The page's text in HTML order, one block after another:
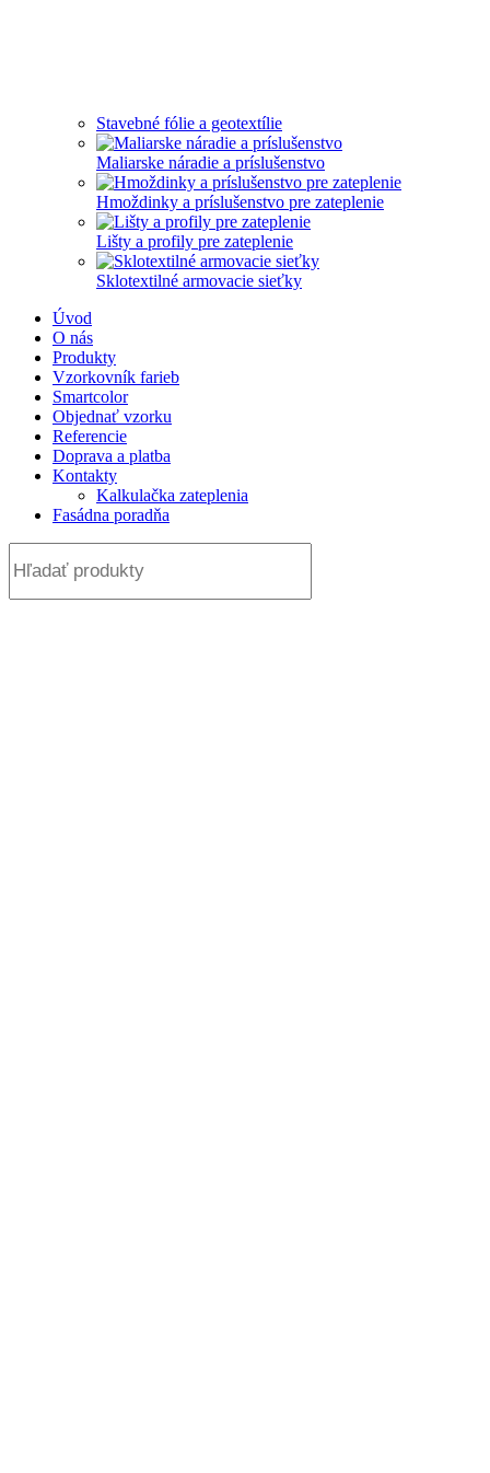
Stavebné fólie a geotextílie
Maliarske náradie a príslušenstvo
Hmoždinky a príslušenstvo pre zateplenie
Lišty a profily pre zateplenie
Sklotextilné armovacie sieťky
Úvod
O nás
Produkty
Vzorkovník farieb
Smartcolor
Objednať vzorku
Referencie
Doprava a platba
Kontakty
Kalkulačka zateplenia
Fasádna poradňa